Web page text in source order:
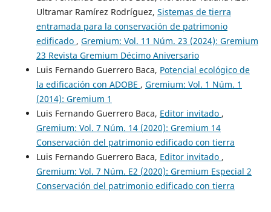
Ultramar Ramírez Rodríguez, Sistemas de tierra
entramada para la conservación de patrimonio
edificado , Gremium: Vol. 11 Núm. 23 (2024): Gremium
23 Revista Gremium Décimo Aniversario
Luis Fernando Guerrero Baca, Potencial ecológico de
la edificación con ADOBE , Gremium: Vol. 1 Núm. 1
(2014): Gremium 1
Luis Fernando Guerrero Baca, Editor invitado ,
Gremium: Vol. 7 Núm. 14 (2020): Gremium 14
Conservación del patrimonio edificado con tierra
Luis Fernando Guerrero Baca, Editor invitado ,
Gremium: Vol. 7 Núm. E2 (2020): Gremium Especial 2
Conservación del patrimonio edificado con tierra